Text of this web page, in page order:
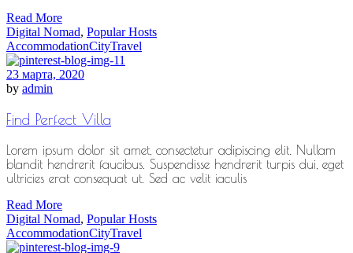
Read More
Digital Nomad, Popular Hosts
AccommodationCityTravel
23 марта, 2020
by admin
Find Perfect Villa
Lorem ipsum dolor sit amet, consectetur adipiscing elit. Nullam
blandit hendrerit faucibus. Suspendisse hendrerit turpis dui, eget
ultricies erat consequat ut. Sed ac velit iaculis
Read More
Digital Nomad, Popular Hosts
AccommodationCityTravel